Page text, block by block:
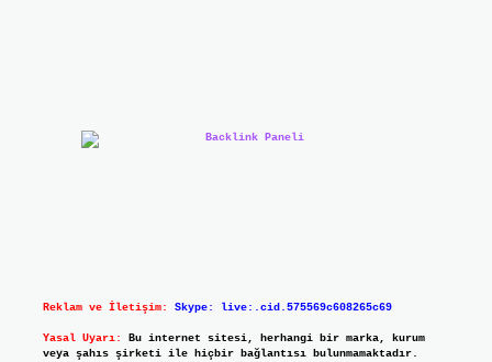
Reklam ve İletişim: Skype: live:.cid.575569c608265c69
Yasal Uyarı:
Bu internet sitesi, herhangi bir marka, kurum
veya şahıs şirketi ile hiçbir bağlantısı bulunmamaktadır.